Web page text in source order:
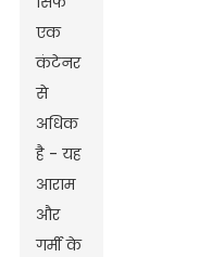
एक
कंटेनर
से
अधिक
है - यह
आराम
और
गर्मी के